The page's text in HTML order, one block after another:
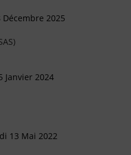
2025
Janvier 2024
13 Mai 2022